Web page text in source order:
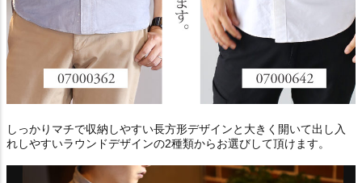
しっかりマチで収納しやすい長方形デザインと大きく開いて出し入
れしやすいラウンドデザインの2種類からお選びして頂けます。